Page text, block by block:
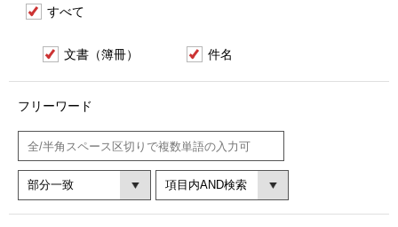
すべて
文書（簿冊） 件名
フリーワード